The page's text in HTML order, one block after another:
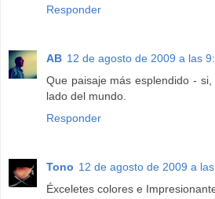
Responder
AB 12 de agosto de 2009 a las
Que paisaje más esplendido -
lado del mundo.
Responder
Tono 12 de agosto de 2009 a
Éxceletes colores e